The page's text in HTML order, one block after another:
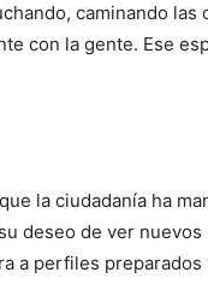
caminando las
con la gente. Ese
la ciudadanía ha
deseo de ver
a perfiles preparados